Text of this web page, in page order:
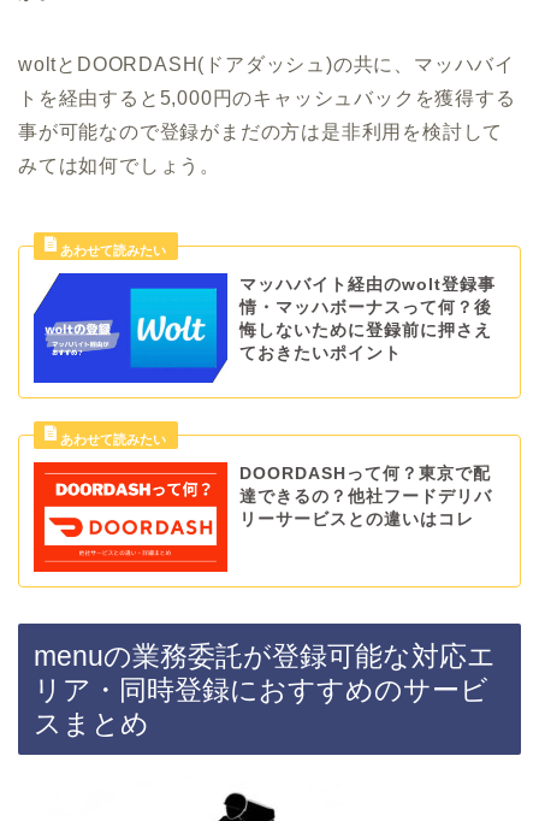
woltとDOORDASH(ドアダッシュ)の共に、マッハバイ
トを経由すると5,000円のキャッシュバックを獲得する
事が可能なので登録がまだの方は是非利用を検討して
みては如何でしょう。
マッハバイト経由のwolt登録事
情・マッハボーナスって何？後
悔しないために登録前に押さえ
ておきたいポイント
DOORDASHって何？東京で配
達できるの？他社フードデリバ
リーサービスとの違いはコレ
menuの業務委託が登録可能な対応エ
リア・同時登録におすすめのサービ
スまとめ